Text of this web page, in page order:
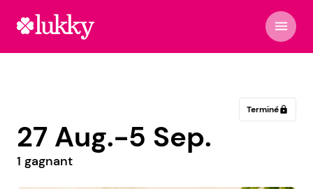
menu
Terminélock
27 Aug.-5 Sep.
1 gagnant